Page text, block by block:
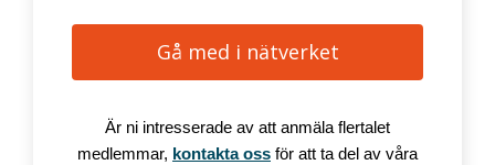
Gå med i nätverket
Är ni intresserade av att anmäla flertalet
medlemmar, kontakta oss för att ta del av våra